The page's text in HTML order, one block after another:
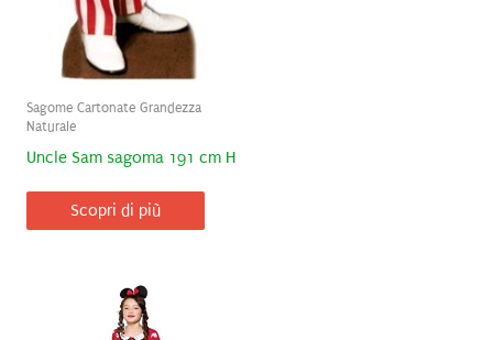
Sagome Cartonate Grandezza
Naturale
Uncle Sam sagoma 191 cm H
Scopri di più